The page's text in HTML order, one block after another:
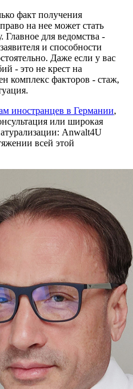
факт получения
на нее может стать
Главное для ведомства -
и способности
Даже если у вас
- это не крест на
комплекс факторов - стаж,
иностранцев в Германии,
или широкая
Anwalt4U
всей этой